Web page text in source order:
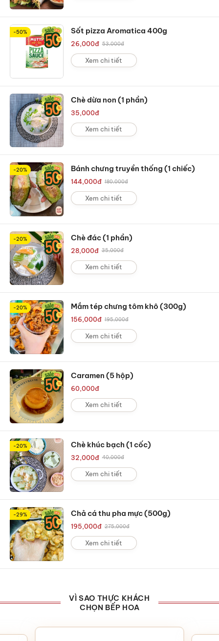
-50% Sốt pizza Aromatica 400g
26,000đ 53,000đ
Xem chi tiết
Chè dừa non (1 phần)
35,000đ
Xem chi tiết
-20% Bánh chưng truyền thống (1 chiếc)
144,000đ 180,000đ
Xem chi tiết
-20% Chè đác (1 phần)
28,000đ 35,000đ
Xem chi tiết
-20% Mắm tép chưng tôm khô (300g)
156,000đ 195,000đ
Xem chi tiết
Caramen (5 hộp)
60,000đ
Xem chi tiết
-20% Chè khúc bạch (1 cốc)
32,000đ 40,000đ
Xem chi tiết
-29% Chả cá thu pha mực (500g)
195,000đ 275,000đ
Xem chi tiết
VÌ SAO THỰC KHÁCH
CHỌN BẾP HOA